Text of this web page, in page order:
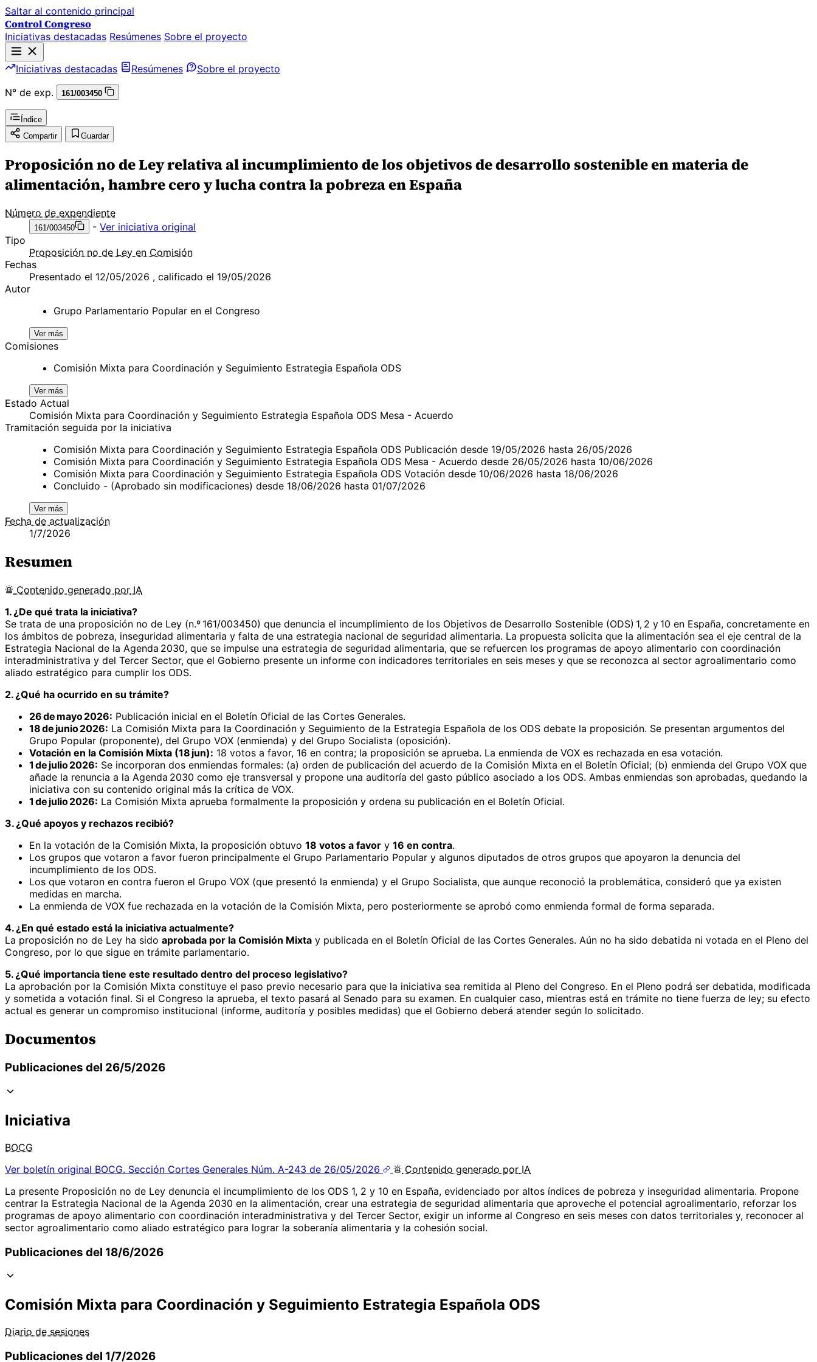
Saltar al contenido principal
Control Congreso
Iniciativas destacadas Resúmenes Sobre el proyecto
Iniciativas destacadas Resúmenes
Sobre el proyecto
N° de exp.
161/003450
Índice
Compartir
Guardar
Proposición no de Ley relativa al incumplimiento de los objetivos de desarrollo sostenible en materia de
alimentación, hambre cero y lucha contra la pobreza en España
Número de expendiente
161/003450 - Ver iniciativa original
Tipo
Proposición no de Ley en Comisión
Fechas
Presentado el 12/05/2026 , calificado el 19/05/2026
Autor
Grupo Parlamentario Popular en el Congreso
Ver más
Comisiones
Comisión Mixta para Coordinación y Seguimiento Estrategia Española ODS
Ver más
Estado Actual
Comisión Mixta para Coordinación y Seguimiento Estrategia Española ODS Mesa - Acuerdo
Tramitación seguida por la iniciativa
Comisión Mixta para Coordinación y Seguimiento Estrategia Española ODS Publicación desde 19/05/2026 hasta 26/05/2026
Comisión Mixta para Coordinación y Seguimiento Estrategia Española ODS Mesa - Acuerdo desde 26/05/2026 hasta 10/06/2026
Comisión Mixta para Coordinación y Seguimiento Estrategia Española ODS Votación desde 10/06/2026 hasta 18/06/2026
Concluido - (Aprobado sin modificaciones) desde 18/06/2026 hasta 01/07/2026
Ver más
Fecha de actualización
1/7/2026
Resumen
Contenido generado por IA
1. ¿De qué trata la iniciativa?
Se trata de una proposición no de Ley (n.º 161/003450) que denuncia el incumplimiento de los Objetivos de Desarrollo Sostenible (ODS) 1, 2 y 10 en España, concretamente en
los ámbitos de pobreza, inseguridad alimentaria y falta de una estrategia nacional de seguridad alimentaria. La propuesta solicita que la alimentación sea el eje central de la
Estrategia Nacional de la Agenda 2030, que se impulse una estrategia de seguridad alimentaria, que se refuercen los programas de apoyo alimentario con coordinación
interadministrativa y del Tercer Sector, que el Gobierno presente un informe con indicadores territoriales en seis meses y que se reconozca al sector agroalimentario como
aliado estratégico para cumplir los ODS.
2. ¿Qué ha ocurrido en su trámite?
26 de mayo 2026: Publicación inicial en el Boletín Oficial de las Cortes Generales.
18 de junio 2026: La Comisión Mixta para la Coordinación y Seguimiento de la Estrategia Española de los ODS debate la proposición. Se presentan argumentos del
Grupo Popular (proponente), del Grupo VOX (enmienda) y del Grupo Socialista (oposición).
Votación en la Comisión Mixta (18 jun): 18 votos a favor, 16 en contra; la proposición se aprueba. La enmienda de VOX es rechazada en esa votación.
1 de julio 2026: Se incorporan dos enmiendas formales: (a) orden de publicación del acuerdo de la Comisión Mixta en el Boletín Oficial; (b) enmienda del Grupo VOX que
añade la renuncia a la Agenda 2030 como eje transversal y propone una auditoría del gasto público asociado a los ODS. Ambas enmiendas son aprobadas, quedando la
iniciativa con su contenido original más la crítica de VOX.
1 de julio 2026: La Comisión Mixta aprueba formalmente la proposición y ordena su publicación en el Boletín Oficial.
3. ¿Qué apoyos y rechazos recibió?
En la votación de la Comisión Mixta, la proposición obtuvo 18 votos a favor y 16 en contra.
Los grupos que votaron a favor fueron principalmente el Grupo Parlamentario Popular y algunos diputados de otros grupos que apoyaron la denuncia del
incumplimiento de los ODS.
Los que votaron en contra fueron el Grupo VOX (que presentó la enmienda) y el Grupo Socialista, que aunque reconoció la problemática, consideró que ya existen
medidas en marcha.
La enmienda de VOX fue rechazada en la votación de la Comisión Mixta, pero posteriormente se aprobó como enmienda formal de forma separada.
4. ¿En qué estado está la iniciativa actualmente?
La proposición no de Ley ha sido aprobada por la Comisión Mixta y publicada en el Boletín Oficial de las Cortes Generales. Aún no ha sido debatida ni votada en el Pleno del
Congreso, por lo que sigue en trámite parlamentario.
5. ¿Qué importancia tiene este resultado dentro del proceso legislativo?
La aprobación por la Comisión Mixta constituye el paso previo necesario para que la iniciativa sea remitida al Pleno del Congreso. En el Pleno podrá ser debatida, modificada
y sometida a votación final. Si el Congreso la aprueba, el texto pasará al Senado para su examen. En cualquier caso, mientras está en trámite no tiene fuerza de ley; su efecto
actual es generar un compromiso institucional (informe, auditoría y posibles medidas) que el Gobierno deberá atender según lo solicitado.
Documentos
Publicaciones del 26/5/2026
Iniciativa
BOCG
Ver boletín original BOCG. Sección Cortes Generales Núm. A-243 de 26/05/2026 Contenido generado por IA
La presente Proposición no de Ley denuncia el incumplimiento de los ODS 1, 2 y 10 en España, evidenciado por altos índices de pobreza y inseguridad alimentaria. Propone
centrar la Estrategia Nacional de la Agenda 2030 en la alimentación, crear una estrategia de seguridad alimentaria que aproveche el potencial agroalimentario, reforzar los
programas de apoyo alimentario con coordinación interadministrativa y del Tercer Sector, exigir un informe al Congreso en seis meses con datos territoriales y, reconocer al
sector agroalimentario como aliado estratégico para lograr la soberanía alimentaria y la cohesión social.
Publicaciones del 18/6/2026
Comisión Mixta para Coordinación y Seguimiento Estrategia Española ODS
Diario de sesiones
Publicaciones del 1/7/2026